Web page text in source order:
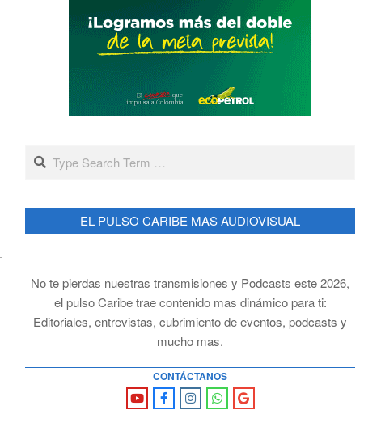
Search
EL PULSO CARIBE MAS AUDIOVISUAL
No te pierdas nuestras transmisiones y Podcasts este 2026,
el pulso Caribe trae contenido mas dinámico para ti:
Editoriales, entrevistas, cubrimiento de eventos, podcasts y
mucho mas.
CONTÁCTANOS